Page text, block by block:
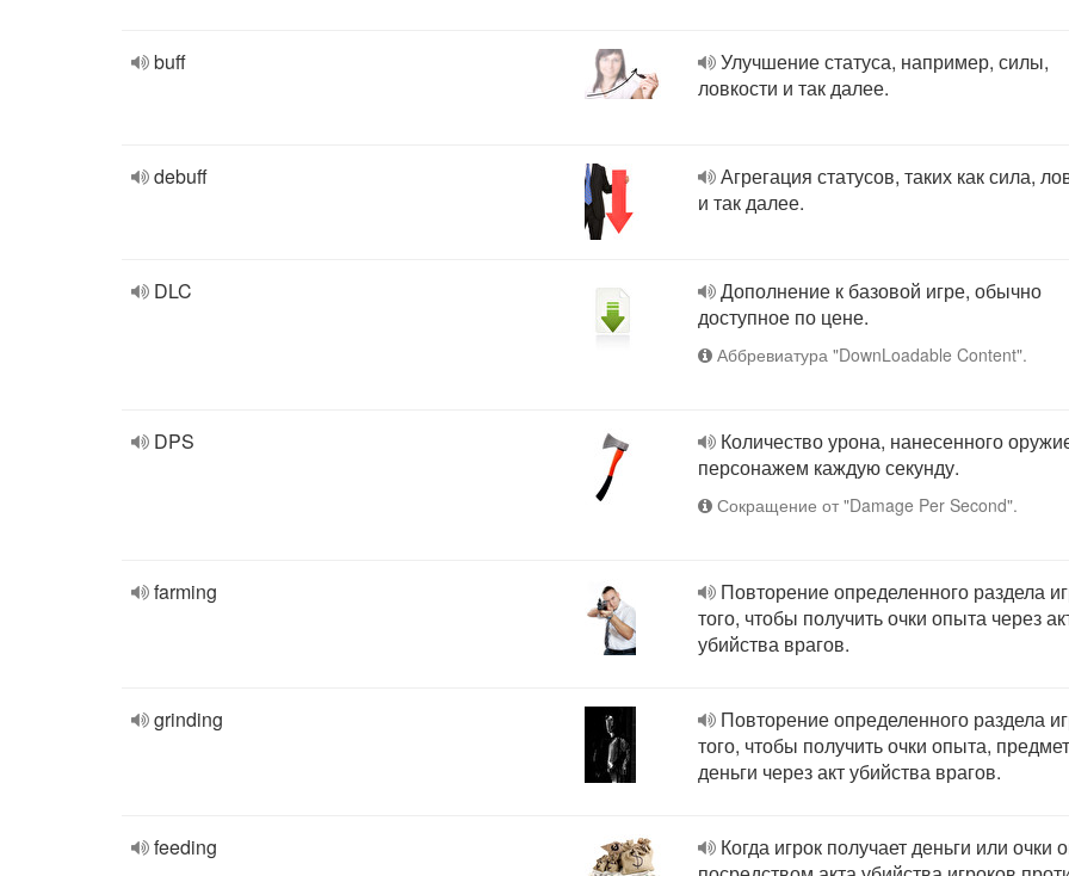
buff
Улучшение статуса, например, силы,
ловкости и так далее.
debuff
Агрегация статусов, таких как сила,
и так далее.
DLC
Дополнение к базовой игре, обычно
доступное по цене.
Аббревиатура "DownLoadable Content".
DPS
Количество урона, нанесенного
персонажем каждую секунду.
Сокращение от "Damage Per Second".
farming
Повторение определенного раздела
того, чтобы получить очки опыта через
убийства врагов.
grinding
Повторение определенного раздела
того, чтобы получить очки опыта,
деньги через акт убийства врагов.
feeding
Когда игрок получает деньги или очки